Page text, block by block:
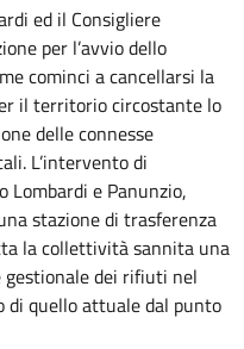
ed il Consigliere
per l’avvio dello
cominci a cancellarsi la
il territorio circostante lo
delle connesse
L’intervento di
Lombardi e Panunzio,
stazione di trasferenza
la collettività sannita una
dei rifiuti nel
di quello attuale dal punto